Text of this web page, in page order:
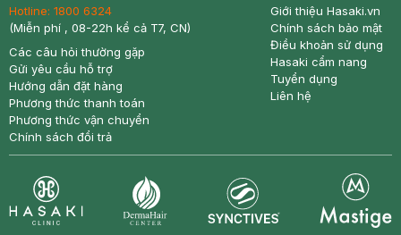
Hotline: 1800 6324
(Miễn phí , 08-22h kể cả T7, CN)
Các câu hỏi thường gặp
Gửi yêu cầu hỗ trợ
Hướng dẫn đặt hàng
Phương thức thanh toán
Phương thức vận chuyển
Chính sách đổi trả
Giới thiệu Hasaki.vn
Chính sách bảo mật
Điều khoản sử dụng
Hasaki cẩm nang
Tuyển dụng
Liên hệ